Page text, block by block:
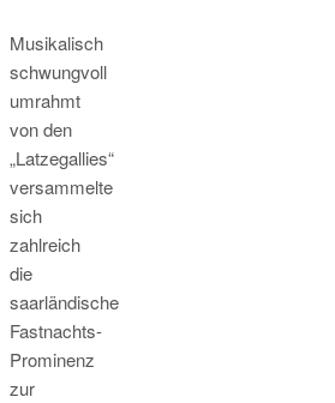
Musikalisch
schwungvoll
umrahmt
von den
„Latzegallies“
versammelte
sich
zahlreich
die
saarländische
Fastnachts-
Prominenz
zur